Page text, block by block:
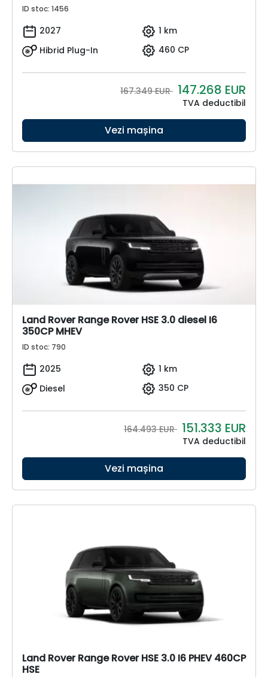
ID stoc: 1456
2027
1 km
Hibrid Plug-In
460 CP
167.349 EUR 147.268 EUR
TVA deductibil
Vezi mașina
Land Rover Range Rover HSE 3.0 diesel I6
350CP MHEV
ID stoc: 790
2025
1 km
Diesel
350 CP
164.493 EUR 151.333 EUR
TVA deductibil
Vezi mașina
Land Rover Range Rover HSE 3.0 I6 PHEV 460CP
HSE